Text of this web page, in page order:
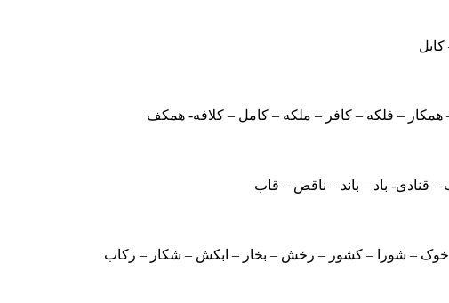
کابل
همکار – فلکه – کافر – ملکه – کامل – کلافه- همکف
قنادی- باد – باند – ناقص – قاب
– شورا – کشور – رخش – بخار – ابکش – شکار – رکاب